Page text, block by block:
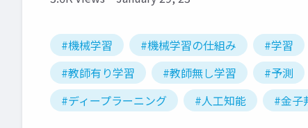
#機械学習 #機械学習の仕組み #学習
#教師有り学習
#教師無し学習 #予測
#ディープラーニング
#人工知能 #金子